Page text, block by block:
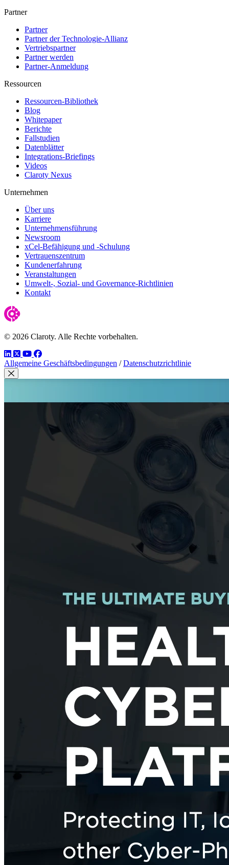
Partner
Partner
Partner der Technologie-Allianz
Vertriebspartner
Partner werden
Partner-Anmeldung
Ressourcen
Ressourcen-Bibliothek
Blog
Whitepaper
Berichte
Fallstudien
Datenblätter
Integrations-Briefings
Videos
Claroty Nexus
Unternehmen
Über uns
Karriere
Unternehmensführung
Newsroom
xCel-Befähigung und -Schulung
Vertrauenszentrum
Kundenerfahrung
Veranstaltungen
Umwelt-, Sozial- und Governance-Richtlinien
Kontakt
© 2026 Claroty. Alle Rechte vorbehalten.
LinkedIn
TwitterYouTube
Facebook
Allgemeine Geschäftsbedingungen / Datenschutzrichtlinie
Modal schließen